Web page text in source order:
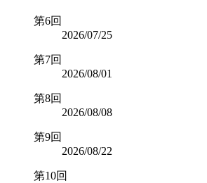
第6回
2026/07/25
第7回
2026/08/01
第8回
2026/08/08
第9回
2026/08/22
第10回